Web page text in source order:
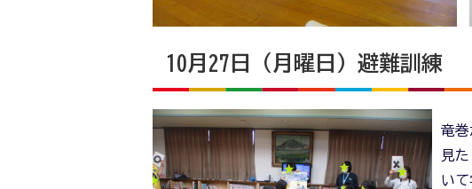
10月27日（月曜日）避難訓練
竜巻
見
いて